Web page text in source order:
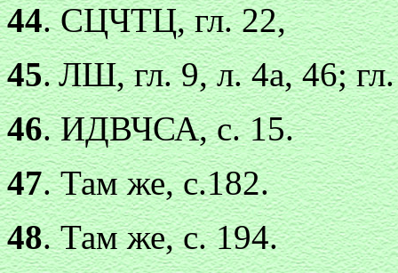
44. СЦЧТЦ, гл. 22,
45.ЛШ, гл. 9, л. 4а, 46;
46. ИДВЧСА, с. 15.
47. Там же, с.182.
48. Там же, с. 194.